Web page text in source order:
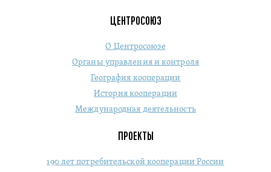
ЦЕНТРОСОЮЗ
О Центросоюзе
Органы управления и контроля
География кооперации
История кооперации
Международная деятельность
ПРОЕКТЫ
190 лет потребительской кооперации России